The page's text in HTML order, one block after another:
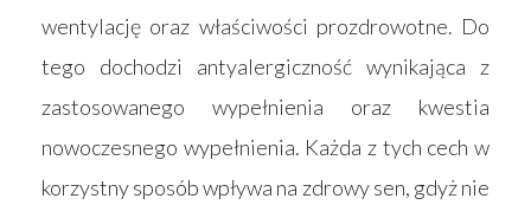
wentylację oraz właściwości prozdrowotne. Do
tego dochodzi antyalergiczność wynikająca z
zastosowanego wypełnienia oraz kwestia
nowoczesnego wypełnienia. Każda z tych cech w
korzystny sposób wpływa na zdrowy sen, gdyż nie